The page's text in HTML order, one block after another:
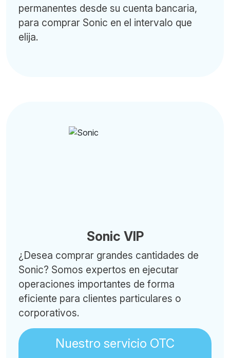
permanentes desde su cuenta bancaria,
para comprar Sonic en el intervalo que
elija.
Sonic VIP
¿Desea comprar grandes cantidades de
Sonic? Somos expertos en ejecutar
operaciones importantes de forma
eficiente para clientes particulares o
corporativos.
Nuestro servicio OTC